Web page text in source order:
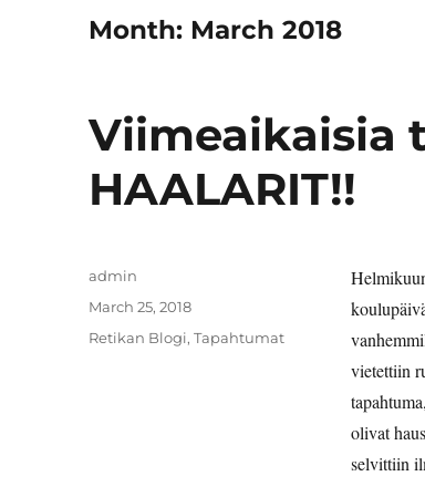
Month: March 2018
Viimeaikaisia
HAALARIT!!
vietettiin
olivat
selvittiin
Author
admin
Posted
March 25, 2018
Categories
Retikan Blogi,Tapahtumat